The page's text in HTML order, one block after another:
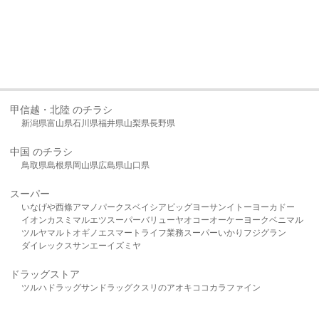
甲信越・北陸 のチラシ
新潟県富山県石川県福井県山梨県長野県
中国 のチラシ
鳥取県島根県岡山県広島県山口県
スーパー
いなげや西條アマノパークスベイシア ビッグヨーサンイトーヨーカドー
イオンカスミ マルエツスーパーバリューヤオコーオーケー ヨークベニマル
ツルヤマルト オギノ エスマート ライフ業務スーパーいかり フジグラン
ダイレックスサンエーイズミヤ
ドラッグストア
ツルハドラッグサンドラッグクスリのアオキ ココカラファイン